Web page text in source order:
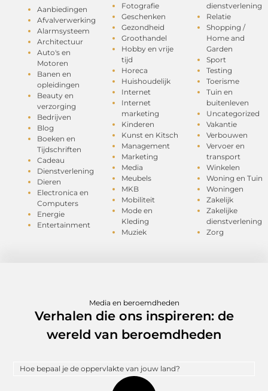
Aanbiedingen
Afvalverwerking
Alarmsysteem
Architectuur
Auto's en
Motoren
Banen en
opleidingen
Beauty en
verzorging
Bedrijven
Blog
Boeken en
Tijdschriften
Cadeau
Dienstverlening
Dieren
Electronica en
Computers
Energie
Entertainment
Fotografie
Geschenken
Gezondheid
Groothandel
Hobby en vrije
tijd
Horeca
Huishoudelijk
Internet
Internet
marketing
Kinderen
Kunst en Kitsch
Management
Marketing
Media
Meubels
MKB
Mobiliteit
Mode en
Kleding
Muziek
dienstverlening
Relatie
Shopping /
Home and
Garden
Sport
Testing
Toerisme
Tuin en
buitenleven
Uncategorized
Vakantie
Verbouwen
Vervoer en
transport
Winkelen
Woning en Tuin
Woningen
Zakelijk
Zakelijke
dienstverlening
Zorg
Media en beroemdheden
Verhalen die ons inspireren: de
wereld van beroemdheden
Hoe bepaal je de oppervlakte van jouw land?